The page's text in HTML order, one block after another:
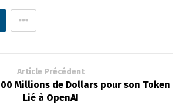
Article Précédent
Millions de Dollars pour son Token
Lié à OpenAI